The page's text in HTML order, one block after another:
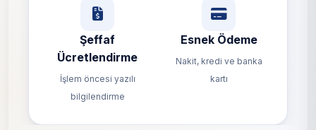
Şeffaf
Ücretlendirme
İşlem öncesi yazılı
bilgilendirme
Esnek Ödeme
Nakit, kredi ve banka
kartı